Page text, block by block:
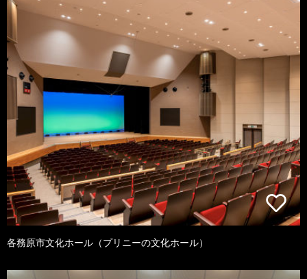
各務原市文化ホール（プリニーの文化ホール）